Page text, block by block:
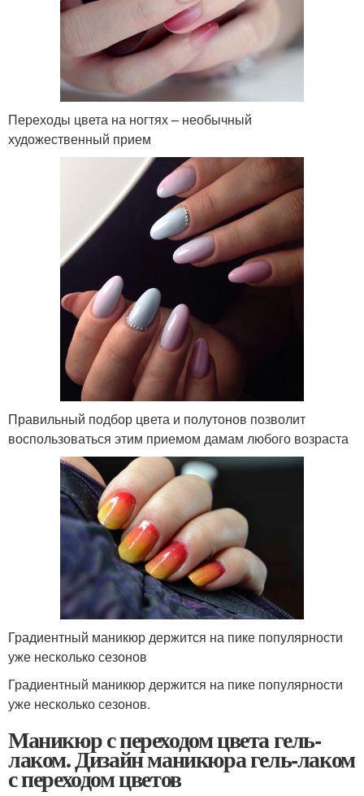
Переходы цвета на ногтях – необычный
художественный прием
Правильный подбор цвета и полутонов позволит
воспользоваться этим приемом дамам любого возраста
Градиентный маникюр держится на пике популярности
уже несколько сезонов
Градиентный маникюр держится на пике популярности
уже несколько сезонов.
Маникюр с переходом цвета гель-
лаком. Дизайн маникюра гель-лаком
с переходом цветов